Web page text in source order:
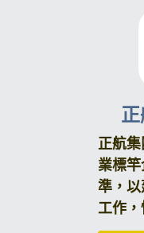
正航
業標
準，
工作